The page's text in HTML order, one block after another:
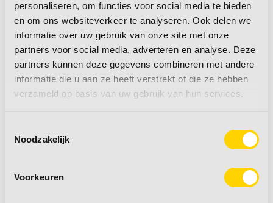
personaliseren, om functies voor social media te bieden
en om ons websiteverkeer te analyseren. Ook delen we
informatie over uw gebruik van onze site met onze
partners voor social media, adverteren en analyse. Deze
partners kunnen deze gegevens combineren met andere
informatie die u aan ze heeft verstrekt of die ze hebben
verzameld op basis van uw gebruik van hun services.
Noodzakelijk
Voorkeuren
Gratis verzending vanaf €50,- euro
Werkdagen voor 15:00 besteld;
zelfde dag verzonden
Retourneren tot 14 dagen
klanten